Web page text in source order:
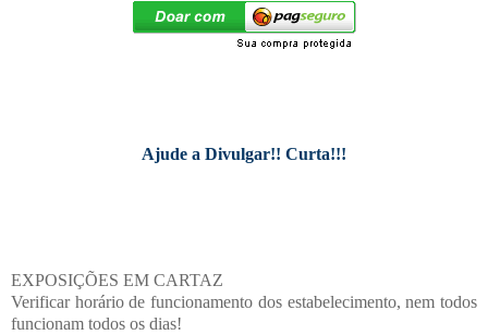
Ajude a Divulgar!! Curta!!!
EXPOSIÇÕES EM CARTAZ
Verificar horário de funcionamento dos estabelecimento, nem todos
funcionam todos os dias!